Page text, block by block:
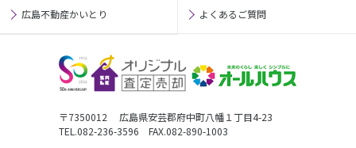
広島不動産かいとり よくあるご質問
〒7350012 広島県安芸郡府中町八幡１丁目4-23
TEL.082-236-3596 FAX.082-890-1003